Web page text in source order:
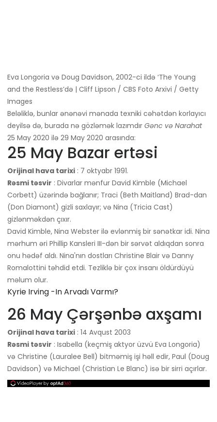
Eva Longoria və Doug Davidson, 2002-ci ildə ‘The Young
and the Restless’də | Cliff Lipson / CBS Foto Arxivi / Getty
Images
Beləliklə, bunlar ənənəvi mənada texniki cəhətdən korlayıcı
deyilsə də, burada nə gözləmək lazımdır Gənc və Narahat
25 May 2020 ilə 29 May 2020 arasında:
25 May Bazar ertəsi
Orijinal hava tarixi : 7 oktyabr 1991.
Rəsmi təsvir : Divarlar mənfur David Kimble (Michael
Corbett) üzərində bağlanır; Traci (Beth Maitland) Brad-dan
(Don Diamont) gizli saxlayır; və Nina (Tricia Cast)
gizlənməkdən çıxır.
David Kimble, Nina Webster ilə evlənmiş bir sənətkar idi. Nina
mərhum əri Phillip Kansleri III-dən bir sərvət aldıqdan sonra
onu hədəf aldı. Nina'nın dostları Christine Blair və Danny
Romalottini təhdid etdi. Tezliklə bir çox insanı öldürdüyü
məlum olur.
Kyrie Irving -in Arvadı Varmı?
26 May Çərşənbə axşamı
Orijinal hava tarixi : 14 Avqust 2003
Rəsmi təsvir : Isabella (keçmiş aktyor üzvü Eva Longoria)
və Christine (Lauralee Bell) bitməmiş işi həll edir, Paul (Doug
Davidson) və Michael (Christian Le Blanc) isə bir sirri açırlar.